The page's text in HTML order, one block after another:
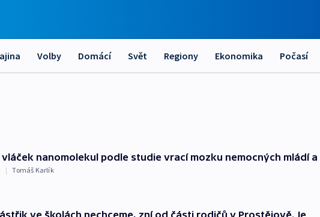
Volby Domácí Svět Regiony Ekonomika Počasí
vláček nanomolekul podle studie vrací mozku nemocných mládí a
| Tomáš Karlík
ve školách nechceme, zní od části rodičů v Prostějově. Je